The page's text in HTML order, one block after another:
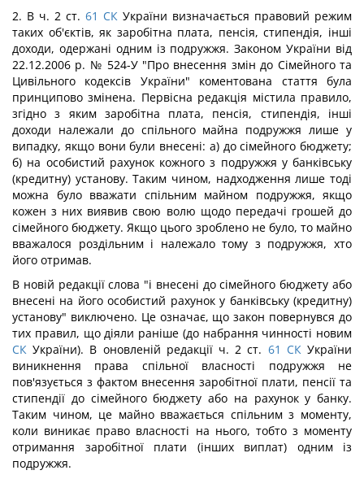
2. В ч. 2 ст. 61 СК України визначається правовий режим
таких об'єктів, як заробітна плата, пенсія, стипендія, інші
доходи, одержані одним із подружжя. Законом України від
22.12.2006 р. № 524-У "Про внесення змін до Сімейного та
Цивільного кодексів України" коментована стаття була
принципово змінена. Первісна редакція містила правило,
згідно з яким заробітна плата, пенсія, стипендія, інші
доходи належали до спільного майна подружжя лише у
випадку, якщо вони були внесені: а) до сімейного бюджету;
б) на особистий рахунок кожного з подружжя у банківську
(кредитну) установу. Таким чином, надходження лише тоді
можна було вважати спільним майном подружжя, якщо
кожен з них виявив свою волю щодо передачі грошей до
сімейного бюджету. Якщо цього зроблено не було, то майно
вважалося роздільним і належало тому з подружжя, хто
його отримав.
В новій редакції слова "і внесені до сімейного бюджету або
внесені на його особистий рахунок у банківську (кредитну)
установу" виключено. Це означає, що закон повернувся до
тих правил, що діяли раніше (до набрання чинності новим
СК України). В оновленій редакції ч. 2 ст. 61 СКУкраїни
виникнення права спільної власності подружжя не
пов'язується з фактом внесення заробітної плати, пенсії та
стипендії до сімейного бюджету або на рахунок у банку.
Таким чином, це майно вважається спільним з моменту,
коли виникає право власності на нього, тобто з моменту
отримання заробітної плати (інших виплат) одним із
подружжя.